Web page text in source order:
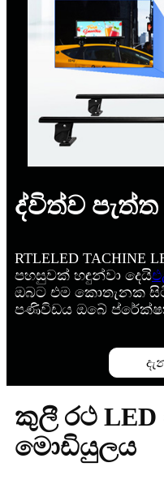
ද්විත්ව පැත්ත
RTLELED
පහසුවක් හඳුන්වා දෙයි
ඔබට එම කොතැනක
පණිවිඩය ඔබේ
කුලී රථ
මොඩියුලය